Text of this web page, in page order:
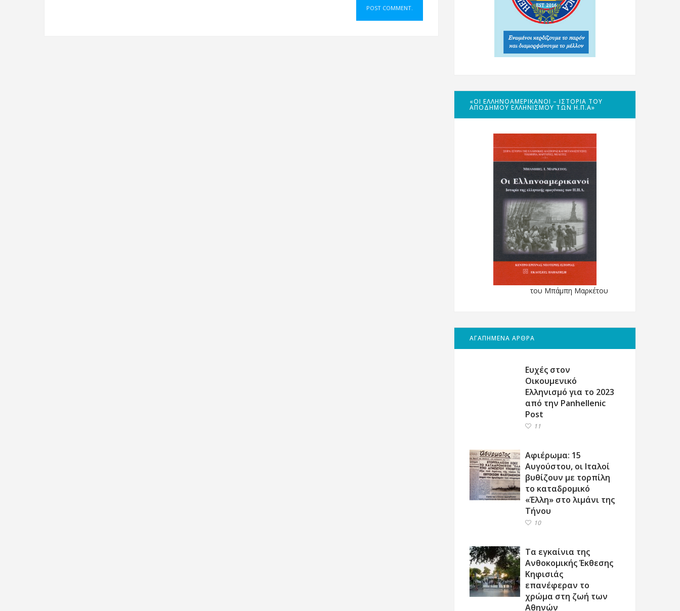
«ΟΙ ΕΛΛΗΝΟΑΜΕΡΙΚΑΝΟΊ – ΙΣΤΟΡΊΑ ΤΟΥ
ΑΠΌΔΗΜΟΥ ΕΛΛΗΝΙΣΜΟΎ ΤΩΝ Η.Π.Α»
του Μπάμπη Μαρκέτου
ΑΓΑΠΗΜΕΝΑ ΑΡΘΡΑ
Ευχές στον
Οικουμενικό
Ελληνισμό για το 2023
από την Panhellenic
Post
11
Αφιέρωμα: 15
Αυγούστου, οι Ιταλοί
βυθίζουν με τορπίλη
το καταδρομικό
«Έλλη» στο λιμάνι της
Τήνου
10
Τα εγκαίνια της
Ανθοκομικής Έκθεσης
Κηφισιάς
επανέφεραν το
χρώμα στη ζωή των
Αθηνών